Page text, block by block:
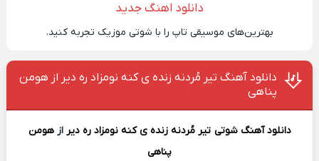
دانلود اهنگ جدید
بهترین‌های موسیقی تاپ را با شوتی موزیک تجربه کنید.
دانلود آهنگ تیر مُردنه زنده ی کنه نومزاد ره دیر از هومن
پناهی
دانلود آهنگ شوتی تیر مُردنه زنده ی کنه نومزاد ره دیر ازهومن
پناهی